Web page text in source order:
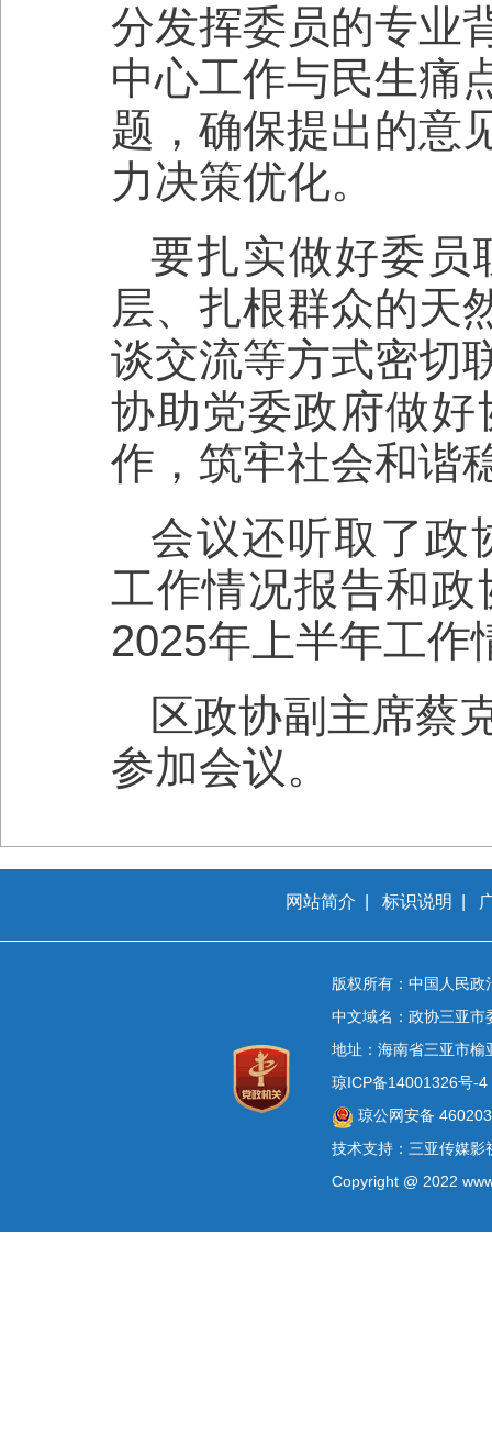
分发挥委员的专业
中心工作与民生痛
题，确保提出的意
力决策优化。
要扎实做好委员
层、扎根群众的天
谈交流等方式密切
协助党委政府做
作，筑牢社会和谐
会议还听取了政
工作情况报告和
2025年上半年工作
区政协副主席蔡
参加会议。
网站简介 标识说明
版权所有：中国人民
中文域名：政协三亚市
地址：海南省三亚市榆
琼ICP备14001326号-4
琼公网安备
技术支持：三亚传媒影
Copyright @ 2022